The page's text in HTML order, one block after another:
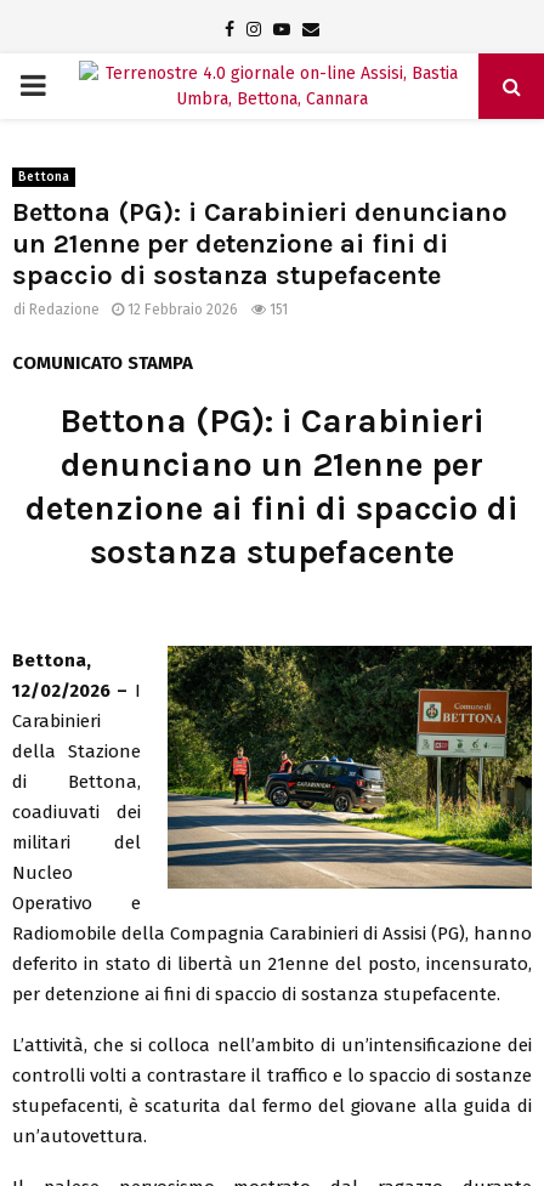
Facebook
Instagram
Youtube
Email
PRIMARY
Bettona
Bettona (PG): i Carabinieri denunciano
un 21enne per detenzione ai fini di
spaccio di sostanza stupefacente
di Redazione 12 Febbraio 2026 151
COMUNICATO STAMPA
Bettona (PG): i Carabinieri
denunciano un 21enne per
detenzione ai fini di spaccio di
sostanza stupefacente
Bettona,
12/02/2026 – I
Carabinieri
della Stazione
di Bettona,
coadiuvati dei
militari del
Nucleo
Operativo e
Radiomobile della Compagnia Carabinieri di Assisi (PG), hanno
deferito in stato di libertà un 21enne del posto, incensurato,
per detenzione ai fini di spaccio di sostanza stupefacente.
L’attività, che si colloca nell’ambito di un’intensificazione dei
controlli volti a contrastare il traffico e lo spaccio di sostanze
stupefacenti, è scaturita dal fermo del giovane alla guida di
un’autovettura.